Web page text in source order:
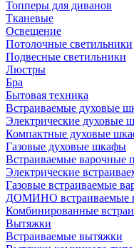
Топперы для диванов
Тканевые
Освещение
Потолочные светильники
Подвесные светильники
Люстры
Бра
Бытовая техника
Встраиваемые духовые
Электрические духовые
Компактные духовые
Газовые духовые шкафы
Встраиваемые варочные
Электрические
Газовые встраиваемые
ДОМИНО встраиваемые
Комбинированные
Вытяжки
Встраиваемые вытяжки